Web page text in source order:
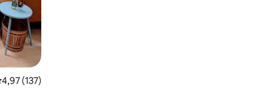
ud af 5 i gennemsnitlig bedømmelse, 137 omtaler
4,97 (137)